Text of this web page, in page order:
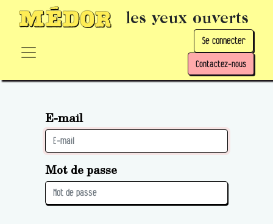
les yeux ouverts
Se connecter
Contactez-nous
E-mail
Mot de passe